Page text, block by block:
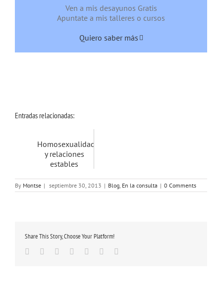
Ven a mis desayunos Gratis
Apuntate a mis talleres o cursos
Quiero saber más
Entradas relacionadas:
Homosexualidad
y relaciones
estables
By Montse | septiembre 30, 2013 | Blog, En la consulta | 0 Comments
Share This Story, Choose Your Platform!
Facebook
TwitterLinkedinGoogle+
TumblrPinterest